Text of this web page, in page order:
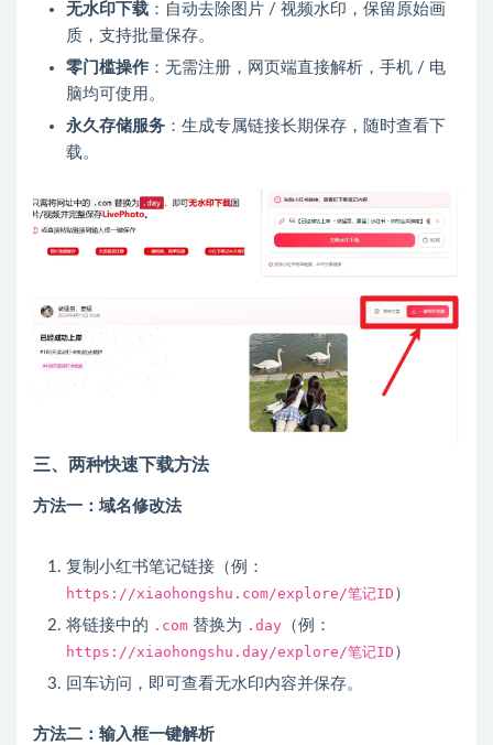
无水印下载 ：自动去除图片 / 视频水印，保留原始画
质，支持批量保存。
零门槛操作 ：无需注册，网页端直接解析，手机 / 电
脑均可使用。
永久存储服务 ：生成专属链接长期保存，随时查看下
载。
三、两种快速下载方法
方法一：域名修改法
复制小红书笔记链接（例：
https://xiaohongshu.com/explore/笔记ID ）
将链接中的 .com 替换为 .day （例：
https://xiaohongshu.day/explore/笔记ID ）
回车访问，即可查看无水印内容并保存。
方法二：输入框一键解析